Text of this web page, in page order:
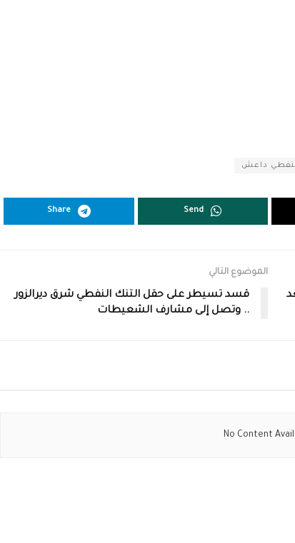
داعش
Send
Share
الموضوع التالي
قسد تسيطر على حقل التنك النفطي شرق ديرالزور
.. وتصل إلى مشارف الشعيطات
No Content